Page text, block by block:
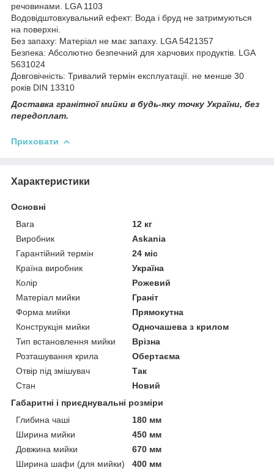
речовинами. LGA 1103
Водовідштовхувальний ефект: Вода і бруд не затримуються
на поверхні.
Без запаху: Матеріал не має запаху. LGA 5421357
Безпека: Абсолютно безпечний для харчових продуктів. LGA
5631024
Довговічність: Тривалий термін експлуатації. не менше 30
років DIN 13310
Доставка гранітної мийки в будь-яку точку України, без
передоплат.
Приховати
Характеристики
Основні
Вага
12 кг
Виробник
Askania
Гарантійний термін
24 міс
Країна виробник
Україна
Колір
Рожевий
Матеріал мийки
Граніт
Форма мийки
Прямокутна
Конструкція мийки
Одночашева з крилом
Тип встановлення мийки
Врізна
Розташування крила
Обертаєма
Отвір під змішувач
Так
Стан
Новий
Габаритні і приєднувальні розміри
Глибина чаші
180 мм
Ширина мийки
450 мм
Довжина мийки
670 мм
Ширина шафи (для мийки)
400 мм